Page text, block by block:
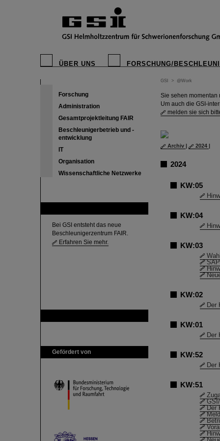
ÜBER UNS FORSCHUNG/
Forschung
Administration
Gesamtprojektleitung FAIR
Beschleunigerbetrieb und -
entwicklung
IT
Organisation
Wissenschaftliche Netzwerke
Bei GSI entsteht das neue
Beschleunigerzentrum FAIR.
Erfahren Sie mehr.
Gefördert von
GSI > @Work
Sie sehen momentan
Um auch die GSI-
melden sie sich
Archiv | 2024 |
2024
KW:05
KW:04
KW:03
KW:02
Der
KW:01
Der
KW:52
Der
KW:51
Der